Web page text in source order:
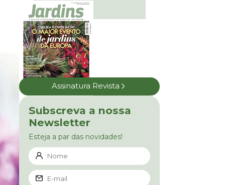
Assinatura Revista
Subscreva a nossa
Newsletter
Esteja a par das novidades!